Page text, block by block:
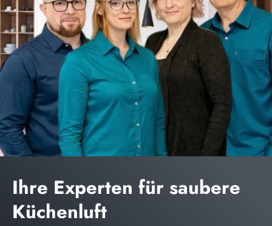
Ihre Experten für saubere
Küchenluft